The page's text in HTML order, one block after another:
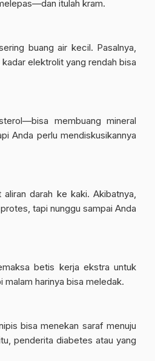
itulah kram.
buang air kecil. Pasalnya,
elektrolit yang rendah bisa
membuang mineral
Anda perlu mendiskusikannya
darah ke kaki. Akibatnya,
tapi nunggu sampai Anda
betis kerja ekstra untuk
harinya bisa meledak.
bisa menekan saraf menuju
penderita diabetes atau yang